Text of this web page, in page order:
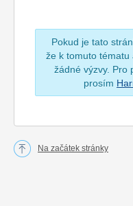
Pokud je tato
že k tomuto tématu
žádné výzvy. Pro
prosím
Na začátek stránky